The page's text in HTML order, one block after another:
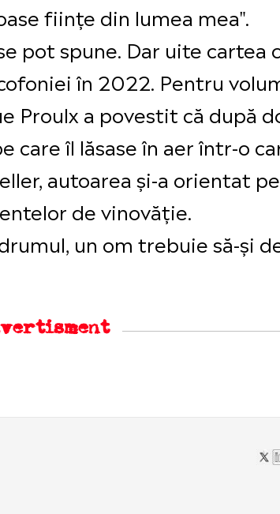
ființe din lumea mea".
pot spune. Dar uite cartea
în 2022. Pentru
Proulx a povestit că după
care îl lăsase în aer într-o
autoarea și-a orientat
de vinovăție.
un om trebuie să-și